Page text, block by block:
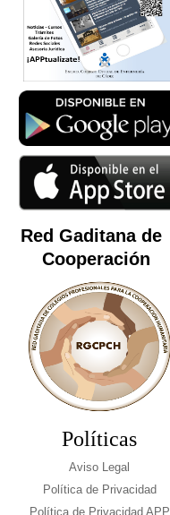
Red Gaditana de
Cooperación
Políticas
Aviso Legal
Política de Privacidad
Política de Privacidad APP